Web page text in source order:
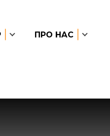
ПРО НАС